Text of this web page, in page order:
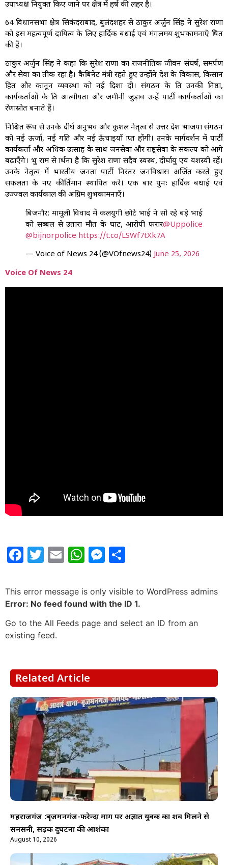
उपाध्यक्ष नियुक्त किए जाने पर क्षेत्र में हर्ष की लहर है।
64 विधानसभा क्षेत्र सिकंदराबाद, बुलंदशहर से ठाकुर अर्जुन सिंह ने सुरेश राणा
को इस महत्वपूर्ण दायित्व के लिए हार्दिक बधाई एवं मंगलमय शुभकामनाएँ प्रेषित
की हैं।
ठाकुर अर्जुन सिंह ने कहा कि सुरेश राणा का राजनीतिक जीवन संघर्ष, समर्पण
और सेवा का प्रतीक रहा है। कैबिनेट मंत्री रहते हुए उन्होंने प्रदेश के विकास, किसान
हित और कानून व्यवस्था को नई दिशा दी। संगठन के प्रति उनकी निष्ठा,
कार्यकर्ताओं के प्रति आत्मीयता और जमीनी जुड़ाव उन्हें पार्टी कार्यकर्ताओं का
प्रेरणास्रोत बनाते हैं।
निश्चित रूप से उनके दीर्घ अनुभव और कुशल नेतृत्व से उत्तर प्रदेश भाजपा संगठन
को नई ऊर्जा, नई गति और नई ऊँचाइयाँ प्राप्त होंगी। उनके मार्गदर्शन में पार्टी
कार्यकर्ता और अधिक उत्साह के साथ जनसेवा और राष्ट्रसेवा के संकल्प को आगे
बढ़ाएँगे। प्रभु राम से प्रार्थना है कि सुरेश राणा सदैव स्वस्थ, दीर्घायु एवं यशस्वी रहें।
उनके नेतृत्व में भारतीय जनता पार्टी निरंतर जनविश्वास अर्जित करते हुए
सफलता के नए कीर्तिमान स्थापित करे। एक बार पुनः हार्दिक बधाई एवं
उज्ज्वल कार्यकाल की अग्रिम शुभकामनाएँ।
बिजनौर: मामूली विवाद में कलयुगी छोटे भाई ने सो रहे बड़े भाई
को सब्बल से उतारा मौत के घाट, आरोपी फरार@Uppolice
@bijnorpolice https://t.co/LSWf7tXk7A
— Voice of News 24 (@VOfnews24) June 25, 2026
Voice Of News 24
Facebook
Twitter
EmailWhatsApp
Messenger
This error message is only visible to WordPress admins
Error: No feed found with the ID 1.
Go to the All Feeds page and select an ID from an
existing feed.
Related Article
महराजगंज :बृजमनगंज-फरेन्दा मार्ग पर अज्ञात युवक का शव मिलने से
सनसनी, सड़क दुर्घटना की आशंका
August 10, 2026